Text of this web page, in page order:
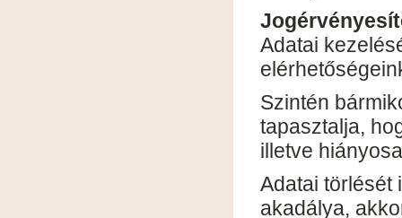
Adatai
Szintén
tapasztalja,
illetve
Adatai törlését
akadálya,